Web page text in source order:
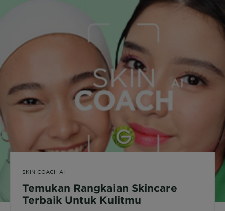
SKIN COACH AI
Temukan Rangkaian Skincare
Terbaik Untuk Kulitmu